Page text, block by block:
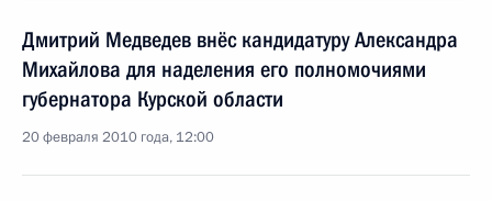
Дмитрий Медведев внёс кандидатуру Александра
Михайлова для наделения его полномочиями
губернатора Курской области
20 февраля 2010 года, 12:00